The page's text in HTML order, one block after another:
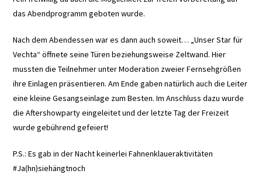
das Abendprogramm geboten wurde.
Nach dem Abendessen war es dann auch soweit… „Unser Star für
Vechta“ öffnete seine Türen beziehungsweise Zeltwand. Hier
mussten die Teilnehmer unter Moderation zweier Fernsehgrößen
ihre Einlagen präsentieren. Am Ende gaben natürlich auch die Leiter
eine kleine Gesangseinlage zum Besten. Im Anschluss dazu wurde
die Aftershowparty eingeleitet und der letzte Tag der Freizeit
wurde gebührend gefeiert!
P.S.: Es gab in der Nacht keinerlei Fahnenklaueraktivitäten
#Ja(hn)siehängtnoch